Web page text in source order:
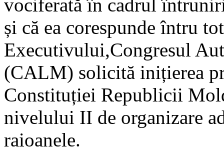
vociferată în cadrul
și că ea corespunde întru
Executivului,Congresul
(CALM) solicită inițierea
Constituției Republicii
nivelului II de organizare
raioanele.